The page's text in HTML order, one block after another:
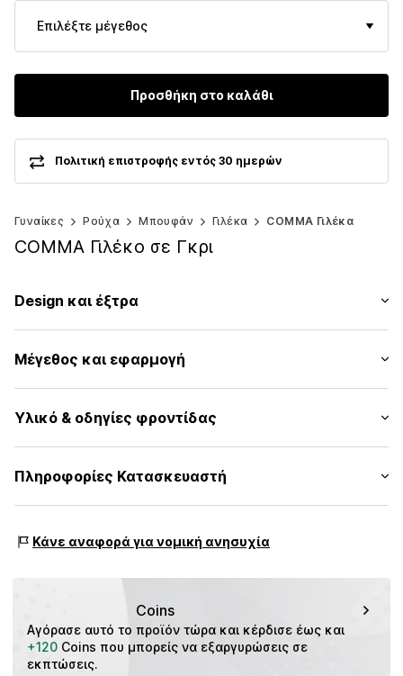
Επιλέξτε μέγεθος
Προσθήκη στο καλάθι
Πολιτική επιστροφής εντός 30 ημερών
Γυναίκες Ρούχα Μπουφάν Γιλέκα COMMA Γιλέκα
COMMA Γιλέκο σε Γκρι
Design και έξτρα
Εμφανής πατιλέτα
Ραφές στον ίδιο τόνο
Ελαφρά σαγρέ εσωτερική πλευρά
Με ελαφρύ φοδράρισμα
Αριθμός Αντικειμένου. CMM9dfn001000002
Μέγεθος και εφαρμογή
Εφαρμογή: Κανονική εφαρμογή
Υλικό & οδηγίες φροντίδας
Εξωτερικό ύφασμα: 100% Πολυεστέρας - PES
Πληροφορίες Κατασκευαστή
DE-97228 Rottendorf
Κάνε αναφορά για νομική ανησυχία
Coins
+120 Coins που μπορείς να εξαργυρώσεις σε
εκπτώσεις.